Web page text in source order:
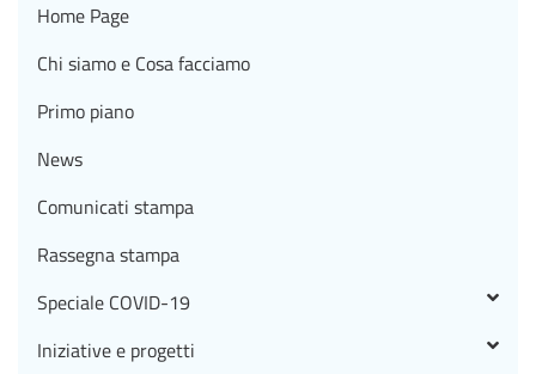
Home Page
Chi siamo e Cosa facciamo
Primo piano
News
Comunicati stampa
Rassegna stampa
Speciale COVID-19
Iniziative e progetti